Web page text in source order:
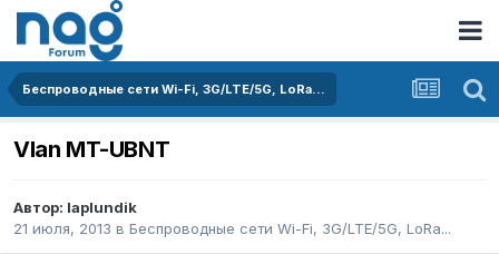
Беспроводные сети Wi-Fi, 3G/LTE/5G, LoRa...
Vlan MT-UBNT
Автор: laplundik
21 июля, 2013 в Беспроводные сети Wi-Fi, 3G/LTE/5G, LoRa...